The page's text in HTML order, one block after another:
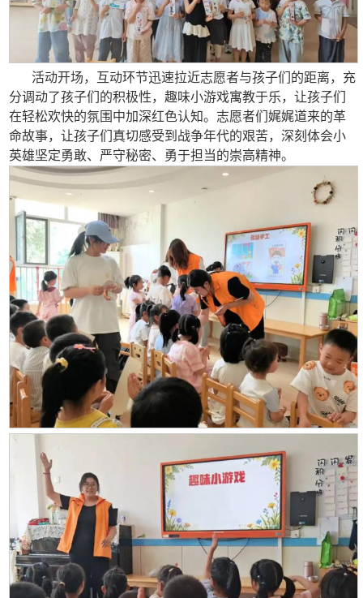
活动开场，互动环节迅速拉近志愿者与孩子们的距离，充
分调动了孩子们的积极性，趣味小游戏寓教于乐，让孩子们
在轻松欢快的氛围中加深红色认知。志愿者们娓娓道来的革
命故事，让孩子们真切感受到战争年代的艰苦，深刻体会小
英雄坚定勇敢、严守秘密、勇于担当的崇高精神。